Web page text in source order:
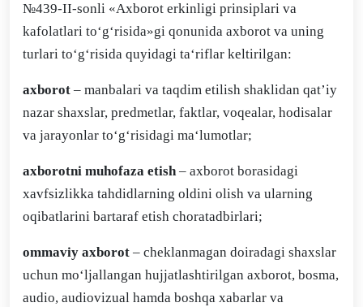
№439-II-sonli «Axborot erkinligi prinsiplari va
kafolatlari to‘g‘risida»gi qonunida axborot va uning
turlari to‘g‘risida quyidagi ta‘riflar keltirilgan:
axborot – manbalari va taqdim etilish shaklidan qat’iy
nazar shaxslar, predmetlar, faktlar, voqealar, hodisalar
va jarayonlar to‘g‘risidagi ma‘lumotlar;
axborotni muhofaza etish– axborot borasidagi
xavfsizlikka tahdidlarning oldini olish va ularning
oqibatlarini bartaraf etish choratadbirlari;
ommaviy axborot – cheklanmagan doiradagi shaxslar
uchun mo‘ljallangan hujjatlashtirilgan axborot, bosma,
audio, audiovizual hamda boshqa xabarlar va